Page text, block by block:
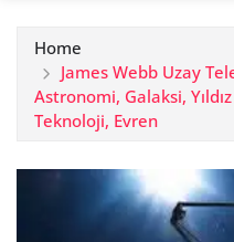
Home
James Webb Uzay
Astronomi, Galaksi,
Teknoloji, Evren